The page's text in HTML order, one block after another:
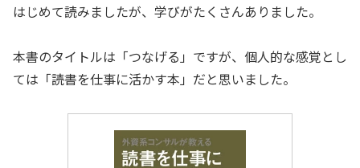
はじめて読みましたが、学びがたくさんありました。
本書のタイトルは「つなげる」ですが、個人的な感覚とし
ては「読書を仕事に活かす本」だと思いました。